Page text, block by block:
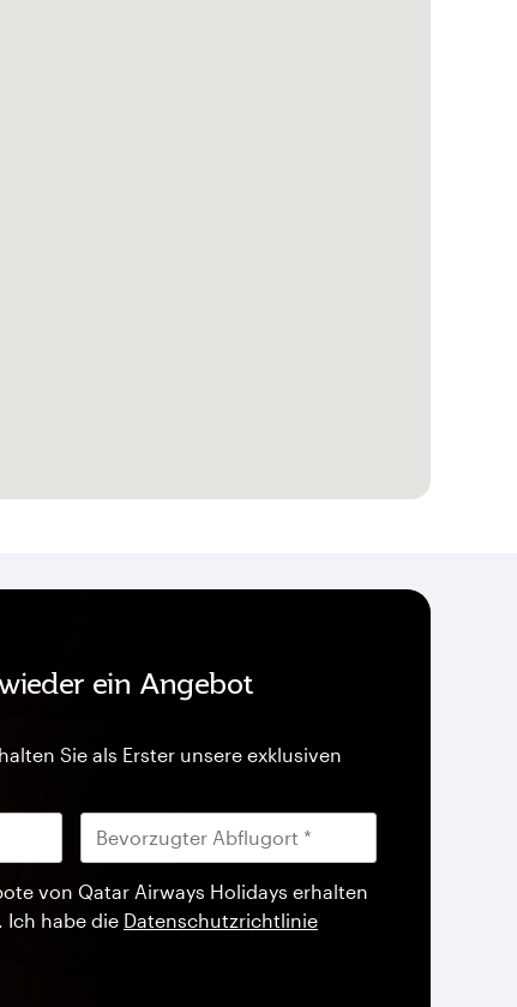
ein Angebot
Sie als Erster unsere exklusiven
von Qatar Airways Holidays erhalten
Ich habe die Datenschutzrichtlinie